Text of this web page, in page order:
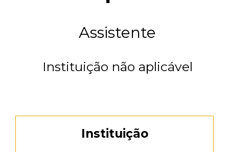
Assistente
Instituição não aplicável
Instituição